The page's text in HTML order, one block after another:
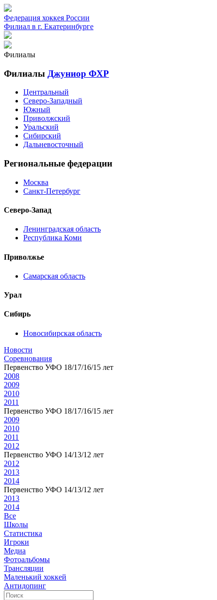
Федерация хоккея России
Филиал в г. Екатеринбурге
Филиалы
Филиалы Джуниор ФХР
Центральный
Северо-Западный
Южный
Приволжский
Уральский
Сибирский
Дальневосточный
Региональные федерации
Москва
Санкт-Петербург
Северо-Запад
Ленинградская область
Республика Коми
Приволжье
Самарская область
Урал
Сибирь
Новосибирская область
Новости
Соревнования
Первенство УФО 18/17/16/15 лет
2008
2009
2010
2011
Первенство УФО 18/17/16/15 лет
2009
2010
2011
2012
Первенство УФО 14/13/12 лет
2012
2013
2014
Первенство УФО 14/13/12 лет
2013
2014
Все
Школы
Статистика
Игроки
Медиа
Фотоальбомы
Трансляции
Маленький хоккей
Антидопинг